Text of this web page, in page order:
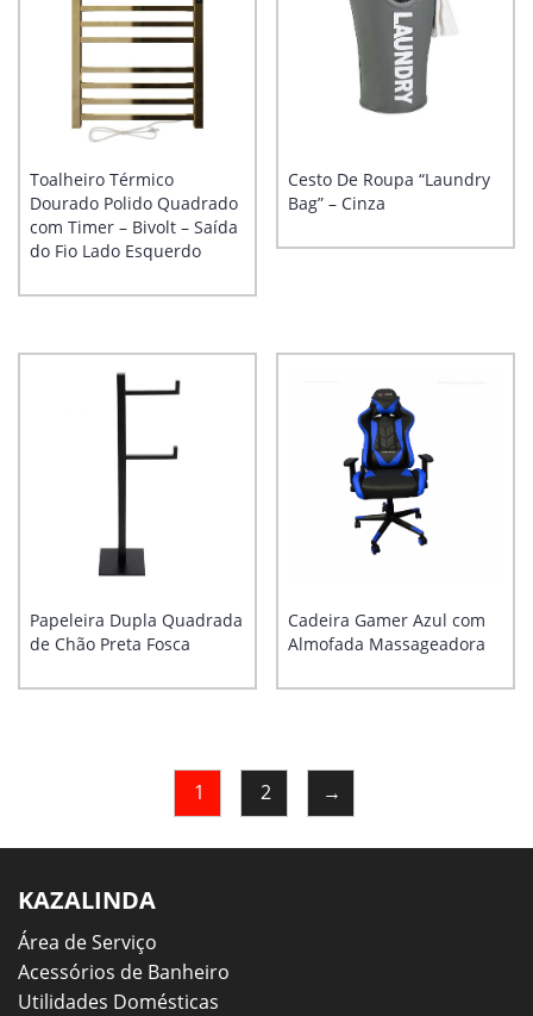
Toalheiro Térmico
Dourado Polido Quadrado
com Timer – Bivolt – Saída
do Fio Lado Esquerdo
Cesto De Roupa “Laundry
Bag” – Cinza
Papeleira Dupla Quadrada
de Chão Preta Fosca
Cadeira Gamer Azul com
Almofada Massageadora
1 2 →
KAZALINDA
Área de Serviço
Acessórios de Banheiro
Utilidades Domésticas